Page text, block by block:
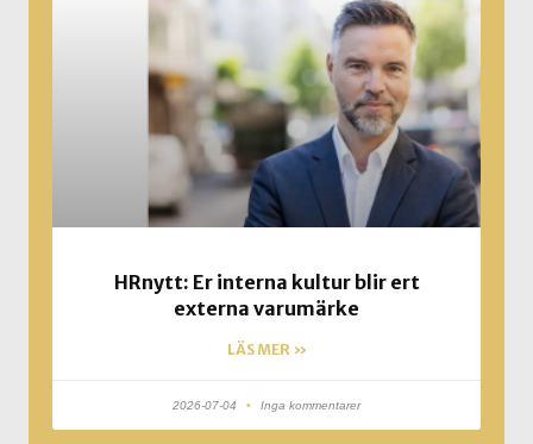
HRnytt: Er interna kultur blir ert
externa varumärke
LÄS MER »
2026-07-04 Inga kommentarer